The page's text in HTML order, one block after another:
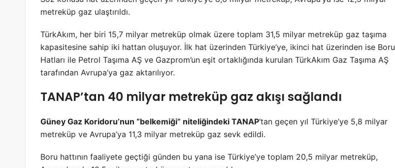
metreküp gaz ulaştırıldı.
TürkAkım, her biri 15,7 milyar metreküp olmak üzere toplam 31,5 milyar metreküp gaz taşıma
kapasitesine sahip iki hattan oluşuyor. İlk hat üzerinden Türkiye’ye, ikinci hat üzerinden ise Boru
Hatları ile Petrol Taşıma AŞ ve Gazprom’un eşit ortaklığında kurulan TürkAkım Gaz Taşıma AŞ
tarafından Avrupa’ya gaz aktarılıyor.
TANAP’tan 40 milyar metreküp gaz akışı sağlandı
Güney Gaz Koridoru’nun “belkemiği” niteliğindeki TANAP‘tan geçen yıl Türkiye’ye 5,8 milyar
metreküp ve Avrupa’ya 11,3 milyar metreküp gaz sevk edildi.
Boru hattının faaliyete geçtiği günden bu yana ise Türkiye’ye toplam 20,5 milyar metreküp,